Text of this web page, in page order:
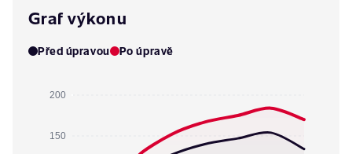
Graf výkonu
Před úpravou Po úpravě
200
150